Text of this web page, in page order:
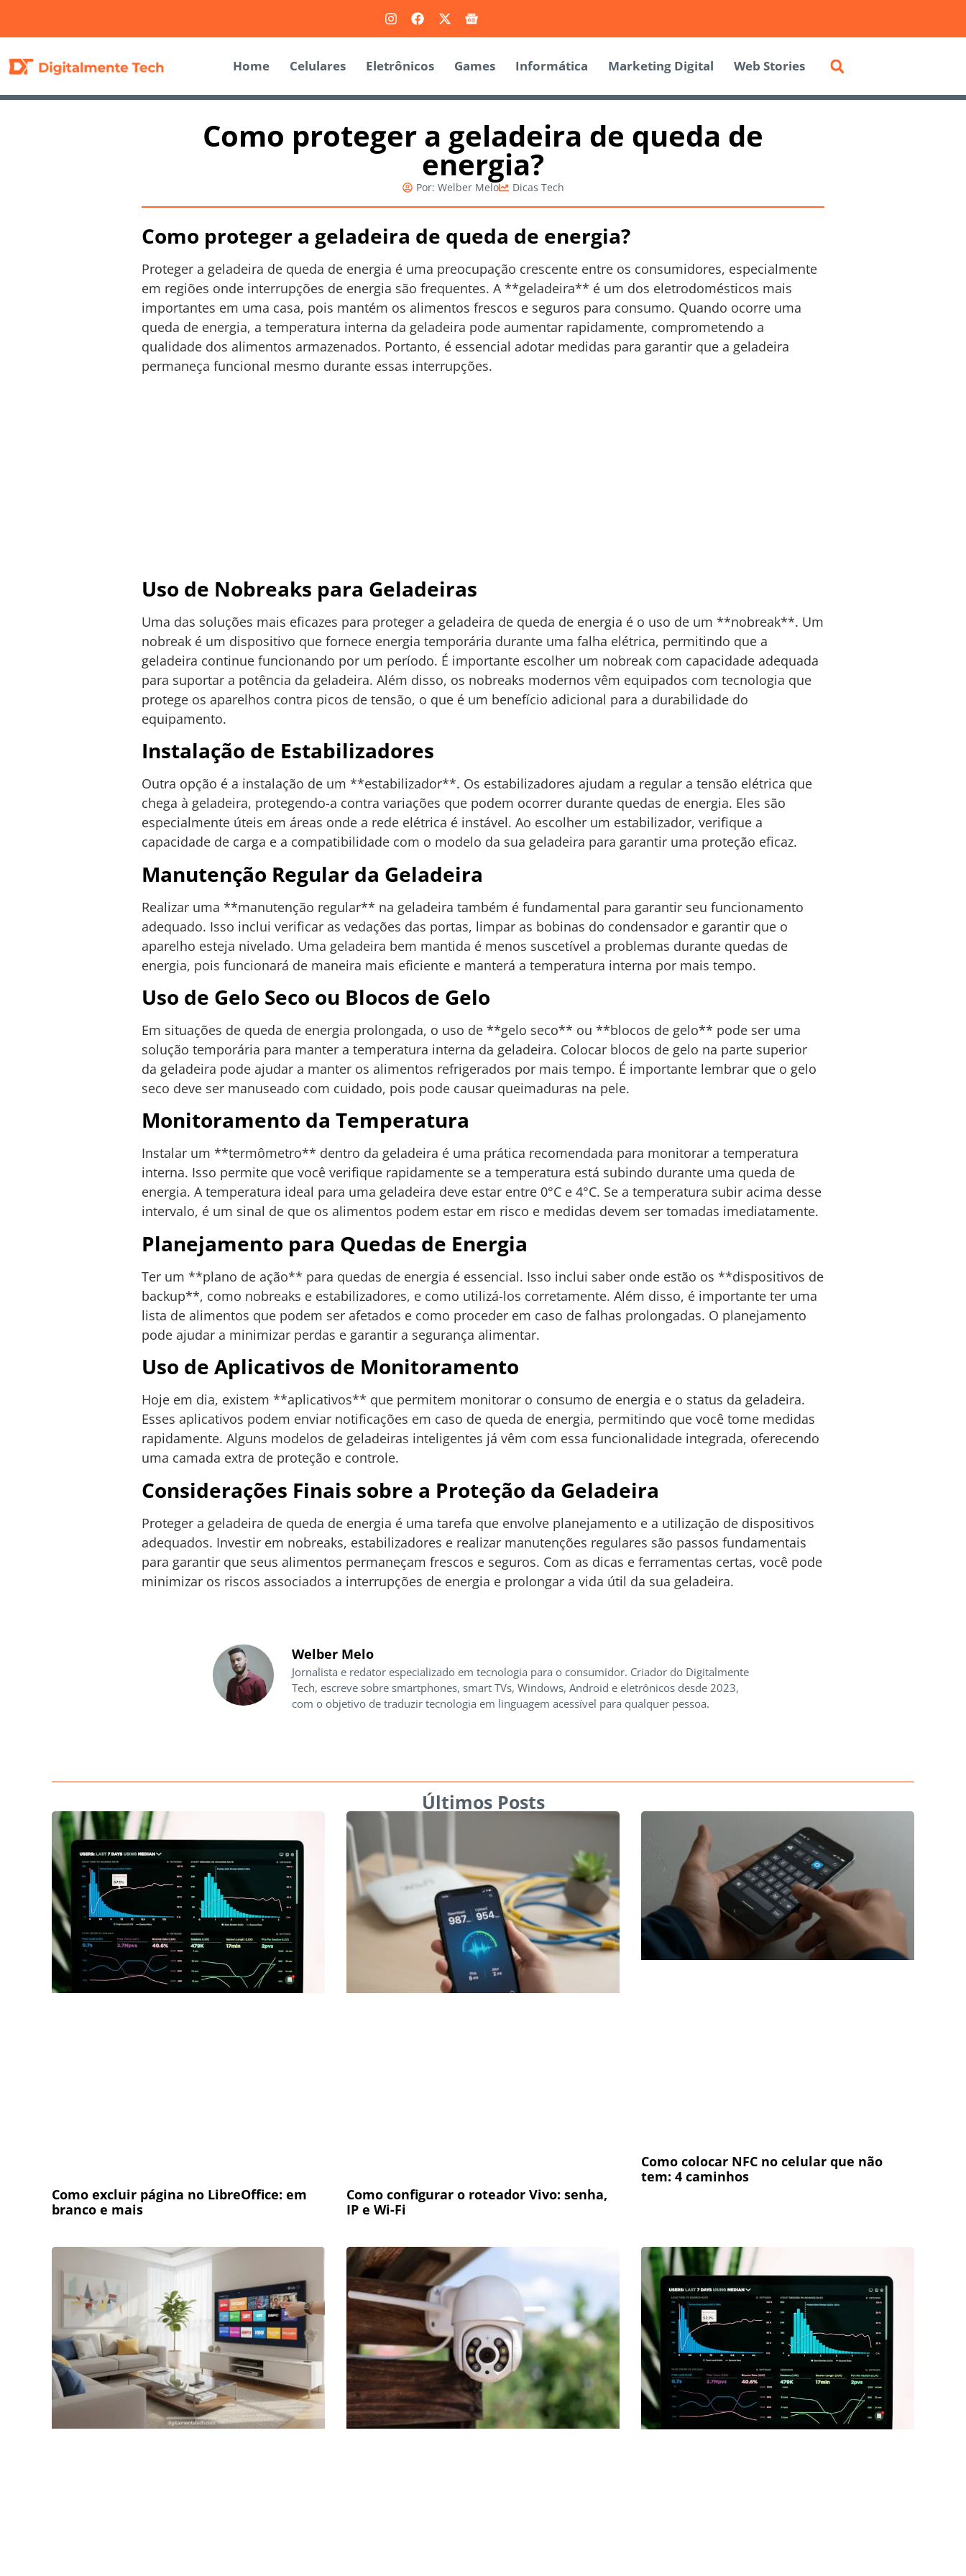
Home Celulares Eletrônicos Games Informática Marketing Digital Web Stories
Como proteger a geladeira de queda de
energia?
Por: Welber Melo Dicas Tech
Como proteger a geladeira de queda de energia?
Proteger a geladeira de queda de energia é uma preocupação crescente entre os consumidores, especialmente
em regiões onde interrupções de energia são frequentes. A **geladeira** é um dos eletrodomésticos mais
importantes em uma casa, pois mantém os alimentos frescos e seguros para consumo. Quando ocorre uma
queda de energia, a temperatura interna da geladeira pode aumentar rapidamente, comprometendo a
qualidade dos alimentos armazenados. Portanto, é essencial adotar medidas para garantir que a geladeira
permaneça funcional mesmo durante essas interrupções.
Uso de Nobreaks para Geladeiras
Uma das soluções mais eficazes para proteger a geladeira de queda de energia é o uso de um **nobreak**. Um
nobreak é um dispositivo que fornece energia temporária durante uma falha elétrica, permitindo que a
geladeira continue funcionando por um período. É importante escolher um nobreak com capacidade adequada
para suportar a potência da geladeira. Além disso, os nobreaks modernos vêm equipados com tecnologia que
protege os aparelhos contra picos de tensão, o que é um benefício adicional para a durabilidade do
equipamento.
Instalação de Estabilizadores
Outra opção é a instalação de um **estabilizador**. Os estabilizadores ajudam a regular a tensão elétrica que
chega à geladeira, protegendo-a contra variações que podem ocorrer durante quedas de energia. Eles são
especialmente úteis em áreas onde a rede elétrica é instável. Ao escolher um estabilizador, verifique a
capacidade de carga e a compatibilidade com o modelo da sua geladeira para garantir uma proteção eficaz.
Manutenção Regular da Geladeira
Realizar uma **manutenção regular** na geladeira também é fundamental para garantir seu funcionamento
adequado. Isso inclui verificar as vedações das portas, limpar as bobinas do condensador e garantir que o
aparelho esteja nivelado. Uma geladeira bem mantida é menos suscetível a problemas durante quedas de
energia, pois funcionará de maneira mais eficiente e manterá a temperatura interna por mais tempo.
Uso de Gelo Seco ou Blocos de Gelo
Em situações de queda de energia prolongada, o uso de **gelo seco** ou **blocos de gelo** pode ser uma
solução temporária para manter a temperatura interna da geladeira. Colocar blocos de gelo na parte superior
da geladeira pode ajudar a manter os alimentos refrigerados por mais tempo. É importante lembrar que o gelo
seco deve ser manuseado com cuidado, pois pode causar queimaduras na pele.
Monitoramento da Temperatura
Instalar um **termômetro** dentro da geladeira é uma prática recomendada para monitorar a temperatura
interna. Isso permite que você verifique rapidamente se a temperatura está subindo durante uma queda de
energia. A temperatura ideal para uma geladeira deve estar entre 0°C e 4°C. Se a temperatura subir acima desse
intervalo, é um sinal de que os alimentos podem estar em risco e medidas devem ser tomadas imediatamente.
Planejamento para Quedas de Energia
Ter um **plano de ação** para quedas de energia é essencial. Isso inclui saber onde estão os **dispositivos de
backup**, como nobreaks e estabilizadores, e como utilizá-los corretamente. Além disso, é importante ter uma
lista de alimentos que podem ser afetados e como proceder em caso de falhas prolongadas. O planejamento
pode ajudar a minimizar perdas e garantir a segurança alimentar.
Uso de Aplicativos de Monitoramento
Hoje em dia, existem **aplicativos** que permitem monitorar o consumo de energia e o status da geladeira.
Esses aplicativos podem enviar notificações em caso de queda de energia, permitindo que você tome medidas
rapidamente. Alguns modelos de geladeiras inteligentes já vêm com essa funcionalidade integrada, oferecendo
uma camada extra de proteção e controle.
Considerações Finais sobre a Proteção da Geladeira
Proteger a geladeira de queda de energia é uma tarefa que envolve planejamento e a utilização de dispositivos
adequados. Investir em nobreaks, estabilizadores e realizar manutenções regulares são passos fundamentais
para garantir que seus alimentos permaneçam frescos e seguros. Com as dicas e ferramentas certas, você pode
minimizar os riscos associados a interrupções de energia e prolongar a vida útil da sua geladeira.
Welber Melo
Jornalista e redator especializado em tecnologia para o consumidor. Criador do Digitalmente
Tech, escreve sobre smartphones, smart TVs, Windows, Android e eletrônicos desde 2023,
com o objetivo de traduzir tecnologia em linguagem acessível para qualquer pessoa.
Últimos Posts
Como excluir página no LibreOffice: em
branco e mais
Como configurar o roteador Vivo: senha,
IP e Wi-Fi
Como colocar NFC no celular que não
tem: 4 caminhos